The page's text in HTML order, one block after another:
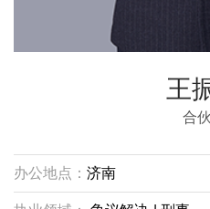
王
合
办公地点： 济南